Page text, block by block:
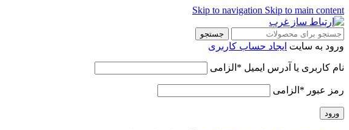
Skip to navigation Skip to main content
جستجو
ورود به سایت ایجاد حساب کاربری
نام کاربری یا آدرس ایمیل * الزامی
رمز عبور * الزامی
ورود